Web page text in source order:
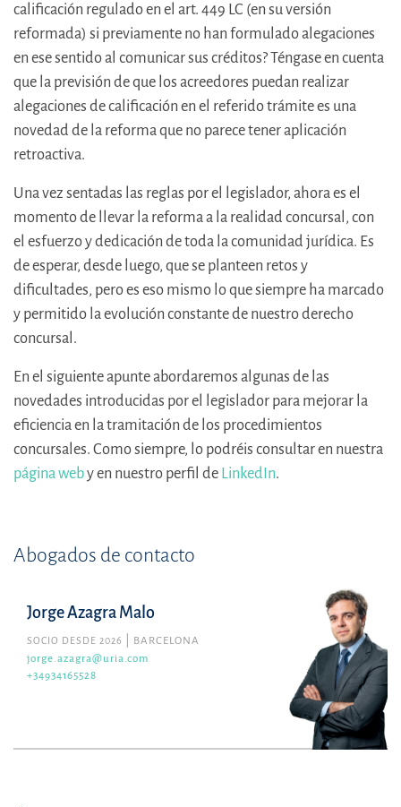
calificación regulado en el art. 449 LC (en su versión
reformada) si previamente no han formulado alegaciones
en ese sentido al comunicar sus créditos? Téngase en cuenta
que la previsión de que los acreedores puedan realizar
alegaciones de calificación en el referido trámite es una
novedad de la reforma que no parece tener aplicación
retroactiva.
Una vez sentadas las reglas por el legislador, ahora es el
momento de llevar la reforma a la realidad concursal, con
el esfuerzo y dedicación de toda la comunidad jurídica. Es
de esperar, desde luego, que se planteen retos y
dificultades, pero es eso mismo lo que siempre ha marcado
y permitido la evolución constante de nuestro derecho
concursal.
En el siguiente apunte abordaremos algunas de las
novedades introducidas por el legislador para mejorar la
eficiencia en la tramitación de los procedimientos
concursales. Como siempre, lo podréis consultar en nuestra
página weby en nuestro perfil de LinkedIn.
Abogados de contacto
Jorge Azagra Malo
SOCIO DESDE 2026
BARCELONA
jorge.azagra@uria.com
+34934165528